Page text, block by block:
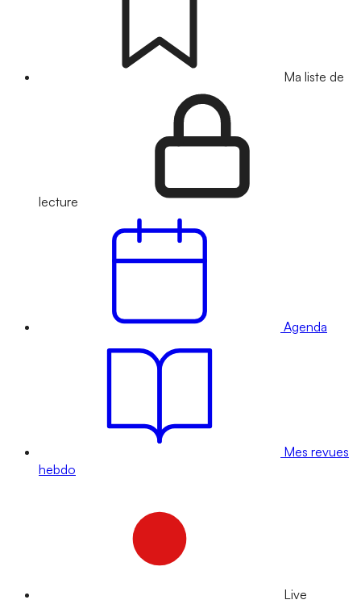
Ma liste de
lecture
Agenda
Mes revues
hebdo
Live